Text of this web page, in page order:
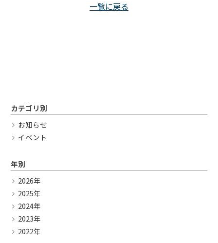
一覧に戻る
カテゴリ別
お知らせ
イベント
年別
2026年
2025年
2024年
2023年
2022年